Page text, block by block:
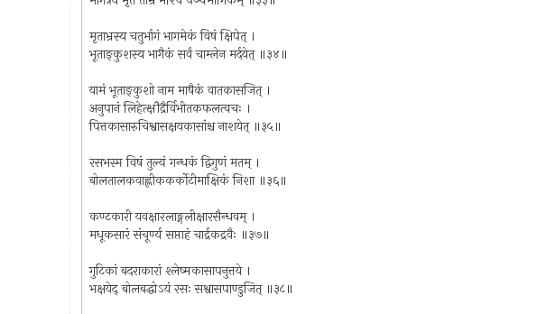
मृताभ्रस्य चतुर्भागं भागमेकं विषं क्षिपेत् ।
भूताङ्कुशस्य भागैकं सर्वं चाम्लेन मर्दयेत् ॥३४॥
यामं भूताङ्कुशो नाम माषैकं वातकासजित् ।
अनुपानं लिहेत्क्षौद्रैर्विभीतकफलत्वचः ।
पित्तकासारुचिश्वासक्षयकासांश्च नाशयेत् ॥३५॥
रसभस्म विषं तुल्यं गन्धकं द्विगुणं मतम् ।
बोलतालकवाह्लीककर्कोटीमाक्षिकं निशा ॥३६॥
कण्टकारी यवक्षारलाङ्गलीक्षारसैन्धवम् ।
मधूकसारं संचूर्ण्य सप्ताहं चार्द्रकद्रवैः ॥३७॥
गुटिकां बदराकारां श्लेष्मकासापनुत्तये ।
भक्षयेद् बोलबद्धोऽयं रसः सश्वासपाण्डुजित् ॥३८॥